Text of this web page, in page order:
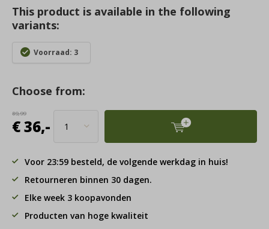
This product is available in the following
variants:
Voorraad: 3
Choose from:
89,99
€ 36,-
Voor 23:59 besteld, de volgende werkdag in huis!
Retourneren binnen 30 dagen.
Elke week 3 koopavonden
Producten van hoge kwaliteit